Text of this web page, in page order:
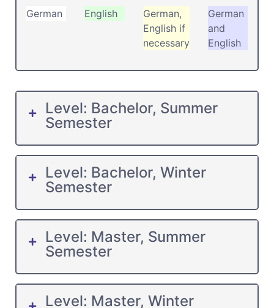
German English
German,
English if
necessary
German
and
English
Level: Bachelor, Summer
Semester
Level: Bachelor, Winter
Semester
Level: Master, Summer
Semester
Level: Master, Winter